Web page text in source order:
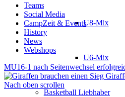
U8-Mix
U6-Mix
Basketball Liebhaber
Teams
Social Media
CampZeit & Events
History
News
Webshops
MU16-1 nach Seitenwechsel
Nach oben scrollen